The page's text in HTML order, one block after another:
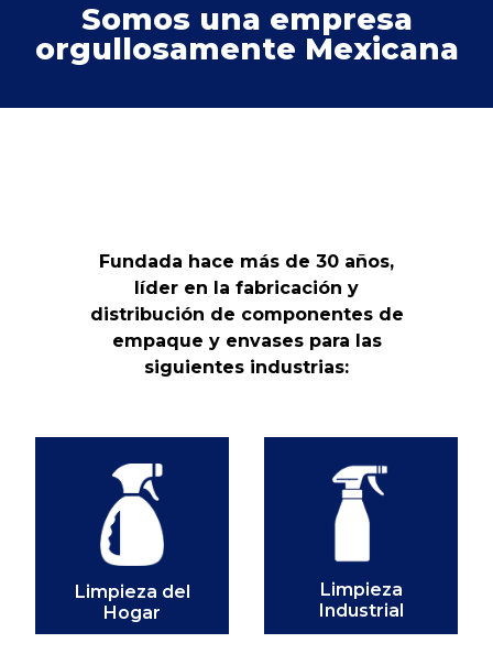
Somos una empresa
orgullosamente Mexicana
Fundada hace más de 30 años,
líder en la fabricación y
distribución de componentes de
empaque y envases para las
siguientes industrias:
Limpieza del
Hogar
Limpieza
Industrial